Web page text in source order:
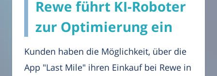
Rewe führt KI-Roboter
zur Optimierung ein
Kunden haben die Möglichkeit, über die
App "Last Mile" ihren Einkauf bei Rewe in